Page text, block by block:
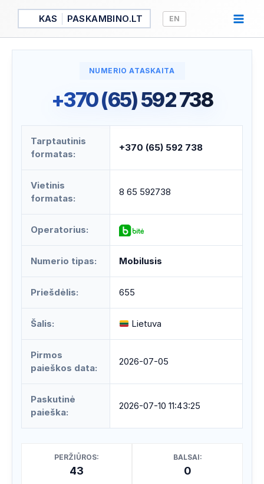
Pereiti
turinio
KAS PASKAMBINO.LT EN
NUMERIO ATASKAITA
+370 (65) 592 738
Tarptautinis
formatas:
+370 (65) 592 738
Vietinis
formatas:
8 65 592738
Operatorius:
Numerio tipas: Mobilusis
Priešdėlis: 655
Šalis: Lietuva
Pirmos
paieškos data:
2026-07-05
Paskutinė
paieška:
2026-07-10 11:43:25
PERŽIŪROS:
43
BALSAI:
0